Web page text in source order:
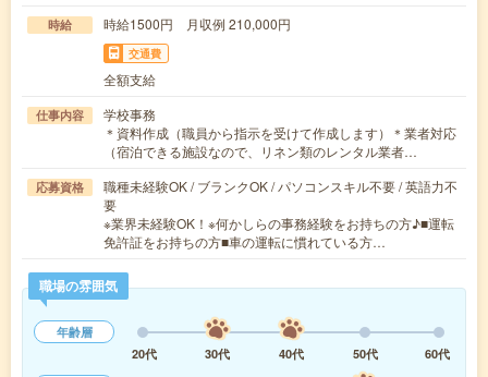
時給 時給1500円 月収例 210,000円
交通費
全額支給
仕事内容
学校事務
＊資料作成（職員から指示を受けて作成します）＊業者対応
（宿泊できる施設なので、リネン類のレンタル業者…
応募資格
職種未経験OK / ブランクOK / パソコンスキル不要 / 英語力不
要
※業界未経験OK！※何かしらの事務経験をお持ちの方♪■運転
免許証をお持ちの方■車の運転に慣れている方…
職場の雰囲気
年齢層
20代
30代 40代 50代
60代